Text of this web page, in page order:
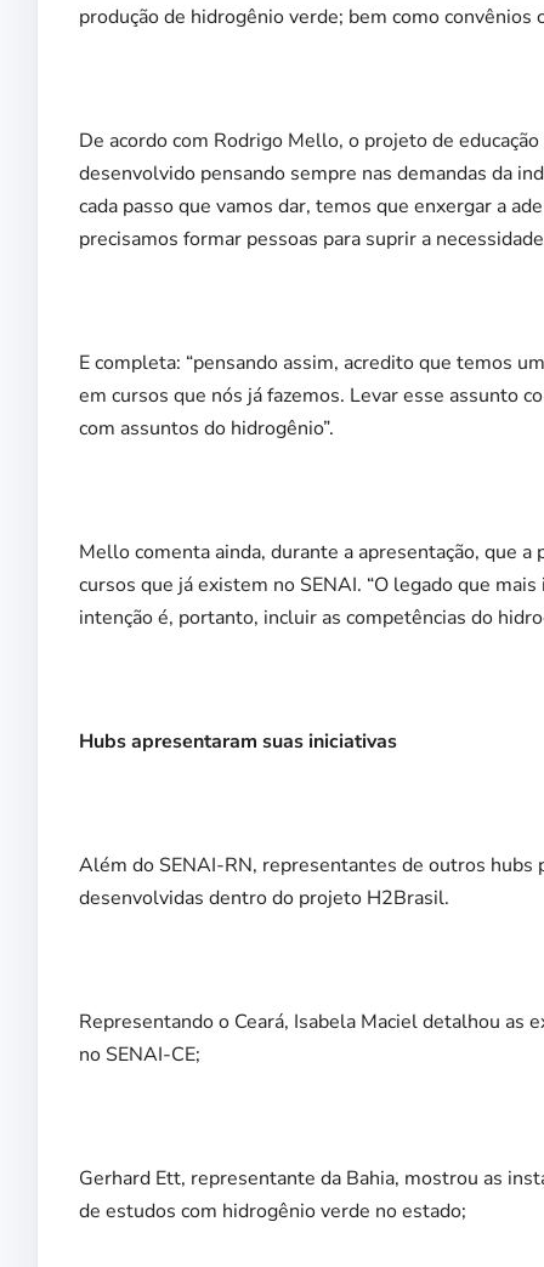
produção de hidrogênio verde; bem como convênios
De acordo com Rodrigo Mello, o projeto de
desenvolvido pensando sempre nas demandas da
cada passo que vamos dar, temos que enxergar a
precisamos formar pessoas para suprir a
E completa: “pensando assim, acredito que temos
em cursos que nós já fazemos. Levar esse assunto
com assuntos do hidrogênio”.
Mello comenta ainda, durante a apresentação, que
cursos que já existem no SENAI. “O legado que
intenção é, portanto, incluir as competências do
Hubs apresentaram suas iniciativas
Além do SENAI-RN, representantes de outros hubs
desenvolvidas dentro do projeto H2Brasil.
Representando o Ceará, Isabela Maciel detalhou as
no SENAI-CE;
Gerhard Ett, representante da Bahia, mostrou as
de estudos com hidrogênio verde no estado;